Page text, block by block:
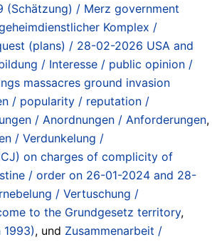
(Schätzung) / Merz government
Komplex /
(plans) / 28-02-2026 USA and
/ Interesse / public opinion /
massacres ground invasion
/ popularity / reputation /
/ Anordnungen / Anforderungen,
/ Verdunkelung /
on charges of complicity of
/ order on 26-01-2024 and 28-
/ Vertuschung /
to the Grundgesetz territory,
, und Zusammenarbeit /